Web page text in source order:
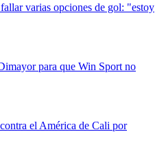
varias opciones de gol: "estoy
para que Win Sport no
el América de Cali por